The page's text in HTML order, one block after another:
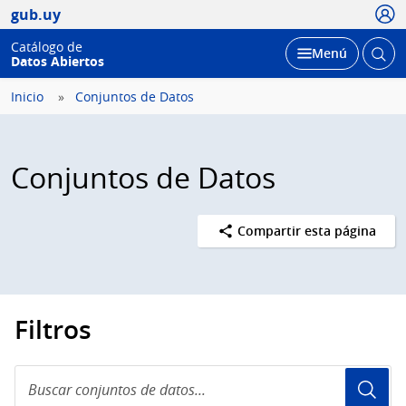
gub.uy
Catálogo de
Datos Abiertos
Desplegar
Menú Abrir
Inicio Conjuntos de Datos
Conjuntos de Datos
Compartir esta página
Filtros
conjuntos